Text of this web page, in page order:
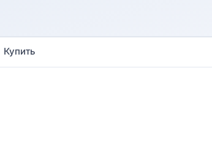
Купить